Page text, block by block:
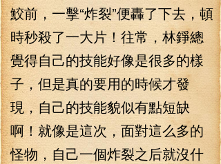
鮫前，一擊“炸裂”便轟了下去，頓
時秒殺了一大片！往常，林錚總
覺得自己的技能好像是很多的樣
子，但是真的要用的時候才發
現，自己的技能貌似有點短缺
啊！就像是這次，面對這么多的
怪物，自己一個炸裂之后就沒什